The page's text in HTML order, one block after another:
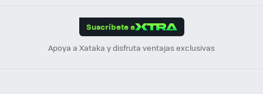
Suscríbete a
Apoya a Xataka y disfruta ventajas exclusivas